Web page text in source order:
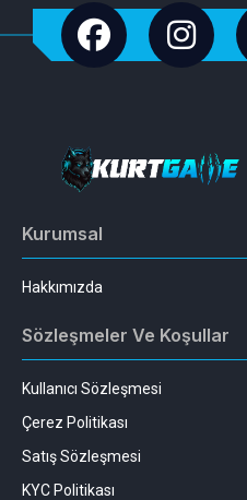
Kurumsal
Hakkımızda
Sözleşmeler Ve Koşullar
Kullanıcı Sözleşmesi
Çerez Politikası
Satış Sözleşmesi
KYC Politikası